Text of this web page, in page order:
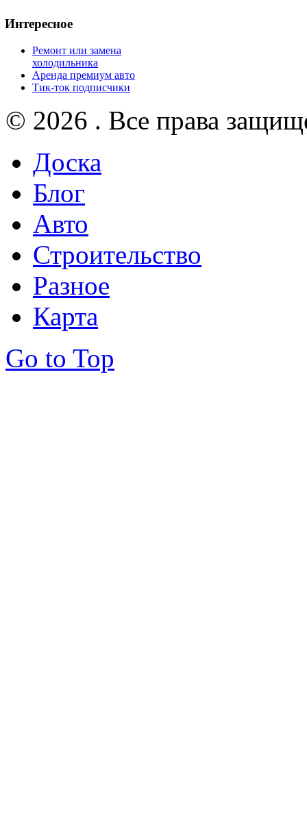
Интересное
Ремонт или замена
холодильника
Аренда премиум авто
Тик-ток подписчики
© 2026 . Все права
Доска
Блог
Авто
Строительство
Разное
Карта
Go to Top